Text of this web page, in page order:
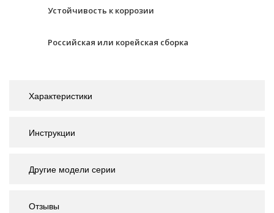
Устойчивость к коррозии
Российская или корейская сборка
Характеристики
Инструкции
Другие модели серии
Отзывы